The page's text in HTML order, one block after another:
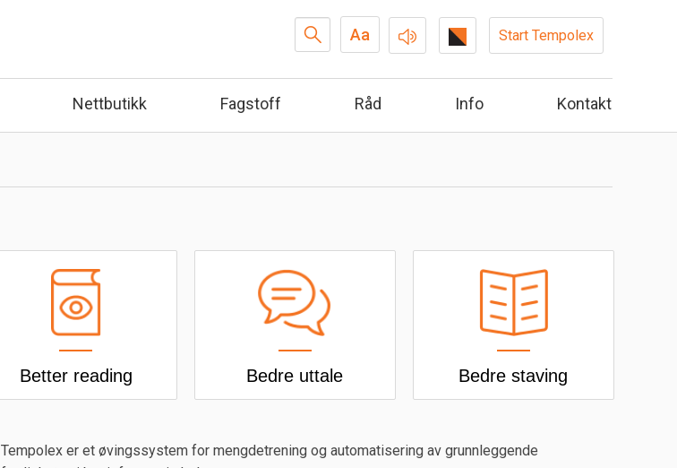
Search
Aa Start Tempolex
Nettbutikk Fagstoff Råd Info Kontakt
Better reading Bedre uttale Bedre staving
Tempolex er et øvingssystem for mengdetrening og automatisering av grunnleggende